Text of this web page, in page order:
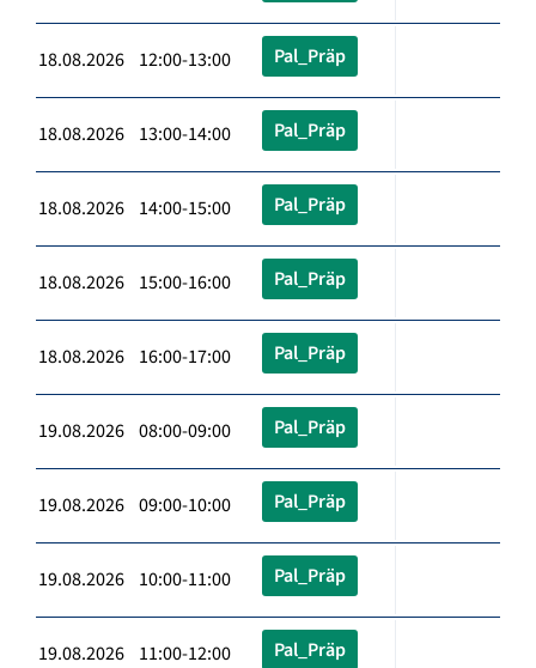
18.08.2026 12:00-13:00 Pal_Präp
18.08.2026 13:00-14:00 Pal_Präp
18.08.2026 14:00-15:00 Pal_Präp
18.08.2026 15:00-16:00 Pal_Präp
18.08.2026 16:00-17:00 Pal_Präp
19.08.2026 08:00-09:00 Pal_Präp
19.08.2026 09:00-10:00 Pal_Präp
19.08.2026 10:00-11:00 Pal_Präp
19.08.2026 11:00-12:00 Pal_Präp